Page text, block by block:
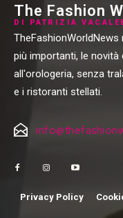
The Fashion
DI PATRIZIA
più importanti, le novità
all'orologeria, senza
e i ristoranti stellati.
Privacy Policy